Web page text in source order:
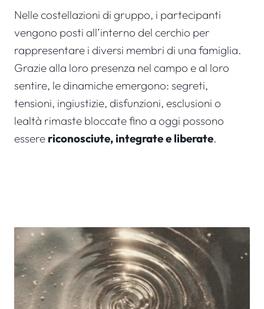
Nelle costellazioni di gruppo, i partecipanti
vengono posti all’interno del cerchio per
rappresentare i diversi membri di una famiglia.
Grazie alla loro presenza nel campo e al loro
sentire, le dinamiche emergono: segreti,
tensioni, ingiustizie, disfunzioni, esclusioni o
lealtà rimaste bloccate fino a oggi possono
essere riconosciute, integrate e liberate.